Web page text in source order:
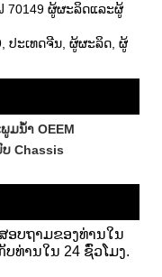
70149 ຜູ້ຜະລິດແລະຜູ້
ປະເທດຈີນ, ຜູ້ຜະລິດ, ຜູ້
ມນ້ໍາ OEEM
Chassis
ອບຖາມຂອງທ່ານໃນ
ທ່ານໃນ 24 ຊົ່ວໂມງ.